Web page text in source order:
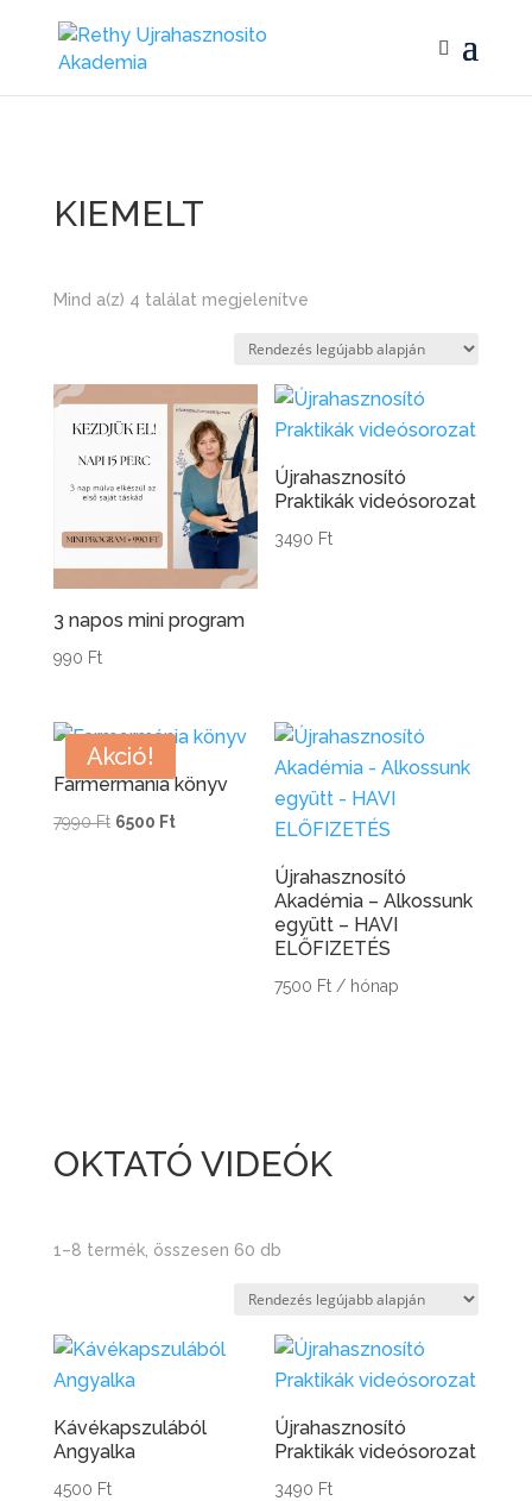
KIEMELT
Mind a(z) 4 találat megjelenítveSorted
latest
3 napos mini program
990 Ft
Újrahasznosító
Praktikák videósorozat
3490 Ft
Akció!
Farmermánia könyv
7990Ft Original
6500 FtCurrent
Újrahasznosító
Akadémia – Alkossunk
együtt – HAVI
ELŐFIZETÉS
7500 Ft / hónap
OKTATÓ VIDEÓK
1–8 termék, összesen 60 dbSorted
Kávékapszulából
Angyalka
4500 Ft
Újrahasznosító
Praktikák videósorozat
3490 Ft